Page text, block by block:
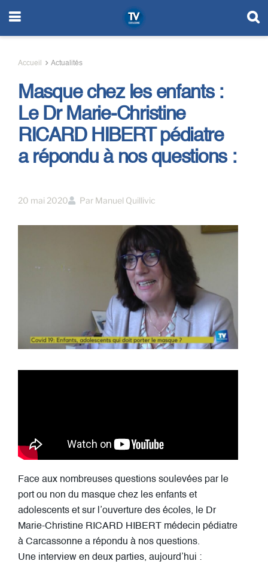
Accueil Actualités
Masque chez les enfants :
Le Dr Marie-Christine
RICARD HIBERT pédiatre
a répondu à nos questions :
20 mai 2020 Par Manuel Quillivic
Face aux nombreuses questions soulevées par le
port ou non du masque chez les enfants et
adolescents et sur l’ouverture des écoles, le Dr
Marie-Christine RICARD HIBERT médecin pédiatre
à Carcassonne a répondu à nos questions.
Une interview en deux parties, aujourd’hui :